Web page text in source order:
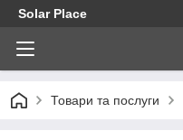
Solar Place
Товари та послуги